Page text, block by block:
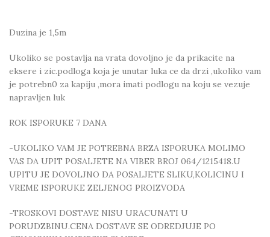
Duzina je 1,5m
Ukoliko se postavlja na vrata dovoljno je da prikacite na
eksere i zic.podloga koja je unutar luka ce da drzi ,ukoliko vam
je potrebn0 za kapiju ,mora imati podlogu na koju se vezuje
napravljen luk
ROK ISPORUKE 7 DANA
-UKOLIKO VAM JE POTREBNA BRZA ISPORUKA MOLIMO
VAS DA UPIT POSALJETE NA VIBER BROJ 064/1215418.U
UPITU JE DOVOLJNO DA POSALJETE SLIKU,KOLICINU I
VREME ISPORUKE ZELJENOG PROIZVODA
-TROSKOVI DOSTAVE NISU URACUNATI U
PORUDZBINU.CENA DOSTAVE SE ODREDJUJE PO